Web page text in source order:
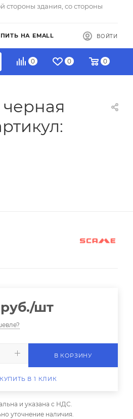
стороны здания, со стороны
НА EMALL ВОЙТИ
0 0 0
черная
/шт
В КОРЗИНУ
КУПИТЬ В 1 КЛИК
и указана с НДС.
уточнение наличия.